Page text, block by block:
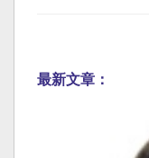
最新文章：